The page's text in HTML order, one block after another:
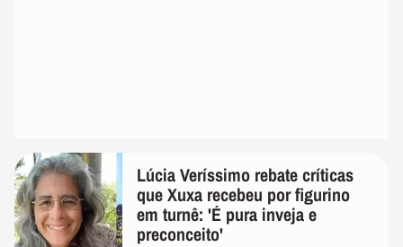
Lúcia Veríssimo rebate críticas
que Xuxa recebeu por figurino
em turnê: 'É pura inveja e
preconceito'